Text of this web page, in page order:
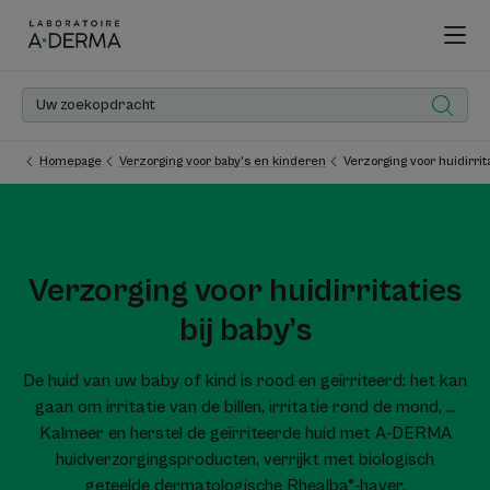
Homepage Verzorging voor baby’s en kinderen Verzorging voor
Verzorging voor huidirritaties
bij baby’s
De huid van uw baby of kind is rood en geïrriteerd: het kan
gaan om irritatie van de billen, irritatie rond de mond, ...
Kalmeer en herstel de geïrriteerde huid met A-DERMA
huidverzorgingsproducten, verrijkt met biologisch
geteelde dermatologische Rhealba®-haver.